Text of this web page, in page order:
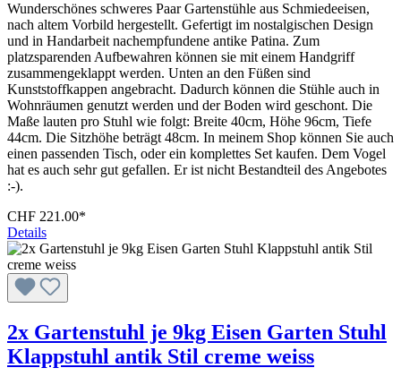
Wunderschönes schweres Paar Gartenstühle aus Schmiedeeisen,
nach altem Vorbild hergestellt. Gefertigt im nostalgischen Design
und in Handarbeit nachempfundene antike Patina. Zum
platzsparenden Aufbewahren können sie mit einem Handgriff
zusammengeklappt werden. Unten an den Füßen sind
Kunststoffkappen angebracht. Dadurch können die Stühle auch in
Wohnräumen genutzt werden und der Boden wird geschont. Die
Maße lauten pro Stuhl wie folgt: Breite 40cm, Höhe 96cm, Tiefe
44cm. Die Sitzhöhe beträgt 48cm. In meinem Shop können Sie auch
einen passenden Tisch, oder ein komplettes Set kaufen. Dem Vogel
hat es auch sehr gut gefallen. Er ist nicht Bestandteil des Angebotes
:-).
CHF 221.00*
Details
2x Gartenstuhl je 9kg Eisen Garten Stuhl
Klappstuhl antik Stil creme weiss